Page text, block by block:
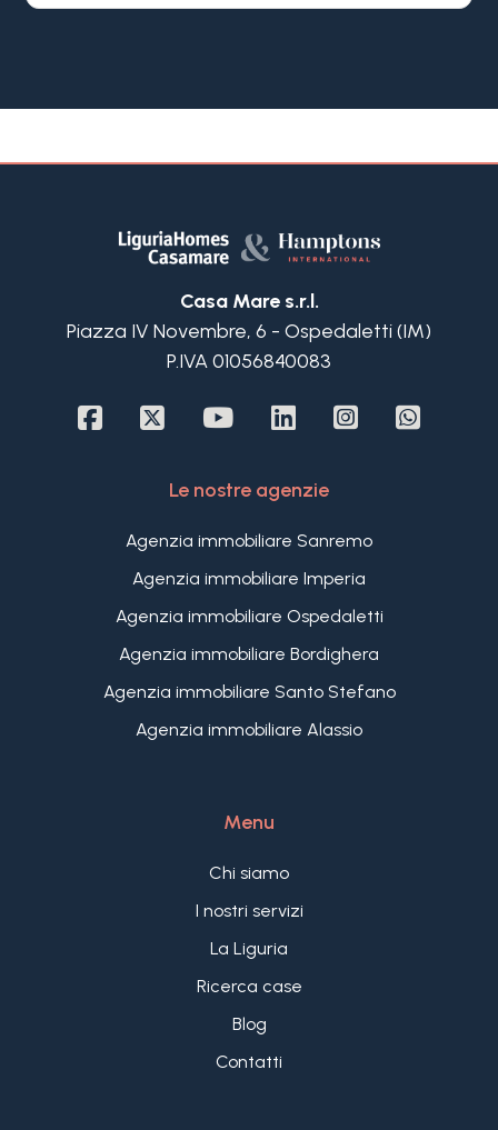
dotata di ingresso indipendente attraverso ad un
giardino privato di 125 m2, ed è suddivisa in
luminoso soggiorno con cucina a vista, due
terrazza di quasi 40 m² davanti alla sala, è ideale
per vivere all'aperto nelle miti giornate tipiche di
Completano questo grazioso appartamento
esclusiva, ideale per chi cerca un appartamento
con ampi spazi esterni in una posizione strategica
e senza spese condominiali.
Casa Mare s.r.l.
Piazza IV Novembre, 6 - Ospedaletti (IM)
P.IVA 01056840083
Le nostre agenzie
Agenzia immobiliare Sanremo
Agenzia immobiliare Imperia
Agenzia immobiliare Ospedaletti
Agenzia immobiliare Bordighera
Agenzia immobiliare Santo Stefano
Agenzia immobiliare Alassio
Menu
Chi siamo
I nostri servizi
La Liguria
Ricerca case
Blog
Contatti